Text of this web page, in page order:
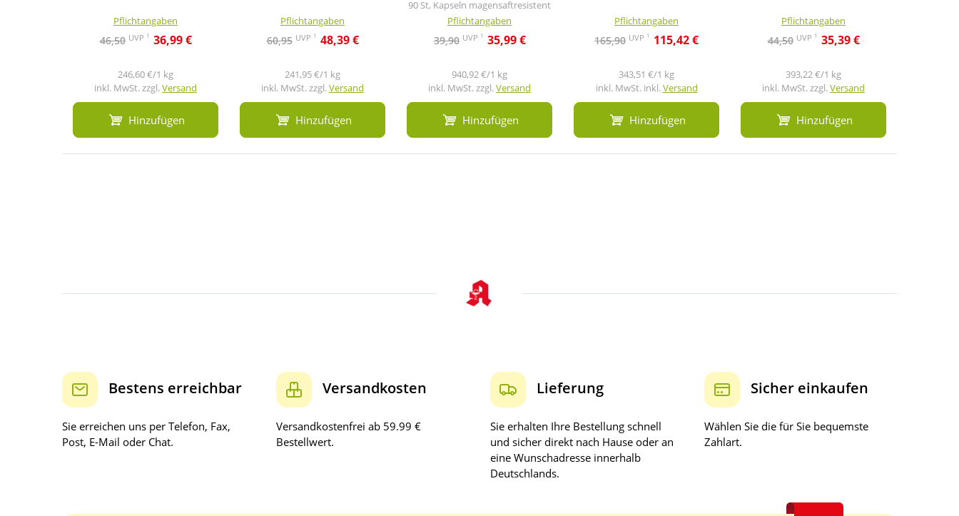
Pflichtangaben
46,50 UVP 1 36,99 €
246,60 €/1 kg
inkl. MwSt. zzgl.Versand
Hinzufügen
Pflichtangaben
60,95 UVP 1 48,39 €
241,95 €/1 kg
inkl. MwSt. zzgl.Versand
Hinzufügen
90 St, Kapseln magensaftresistent
Pflichtangaben
39,90 UVP 1 35,99 €
940,92 €/1 kg
inkl. MwSt. zzgl.Versand
Hinzufügen
Pflichtangaben
165,90 UVP 1 115,42 €
343,51 €/1 kg
inkl. MwSt. inkl.Versand
Hinzufügen
Pflichtangaben
44,50 UVP 1 35,39 €
393,22 €/1 kg
inkl. MwSt. zzgl.Versand
Hinzufügen
Bestens erreichbar
Sie erreichen uns per Telefon, Fax,
Post, E-Mail oder Chat.
Versandkosten
Versandkostenfrei ab 59.99 €
Bestellwert.
Lieferung
Sie erhalten Ihre Bestellung schnell
und sicher direkt nach Hause oder an
eine Wunschadresse innerhalb
Deutschlands.
Sicher einkaufen
Wählen Sie die für Sie bequemste
Zahlart.